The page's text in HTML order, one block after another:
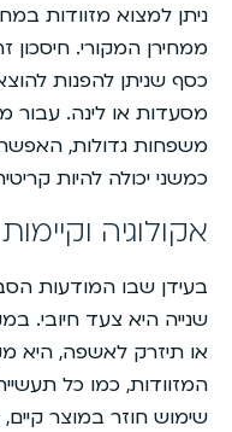
ניתן למצוא מזוודות
ממחירן המקורי.
כסף שניתן להפנות
מסעדות או לינה. עבור
משפחות גדולות,
כמשני יכולה להיות
אקולוגיה וקיימות
בעידן שבו המודעות
שנייה היא צעד חיובי.
או תיזרק לאשפה, היא
המזוודות, כמו כל
שימוש חוזר במוצר